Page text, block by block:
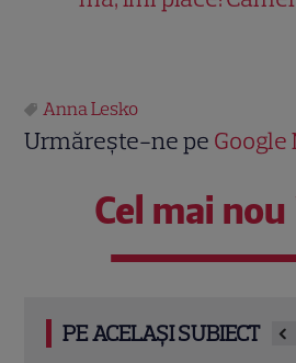
Anna Lesko
Urmărește-ne pe Google
Cel mai nou
PE ACELAȘI SUBIECT